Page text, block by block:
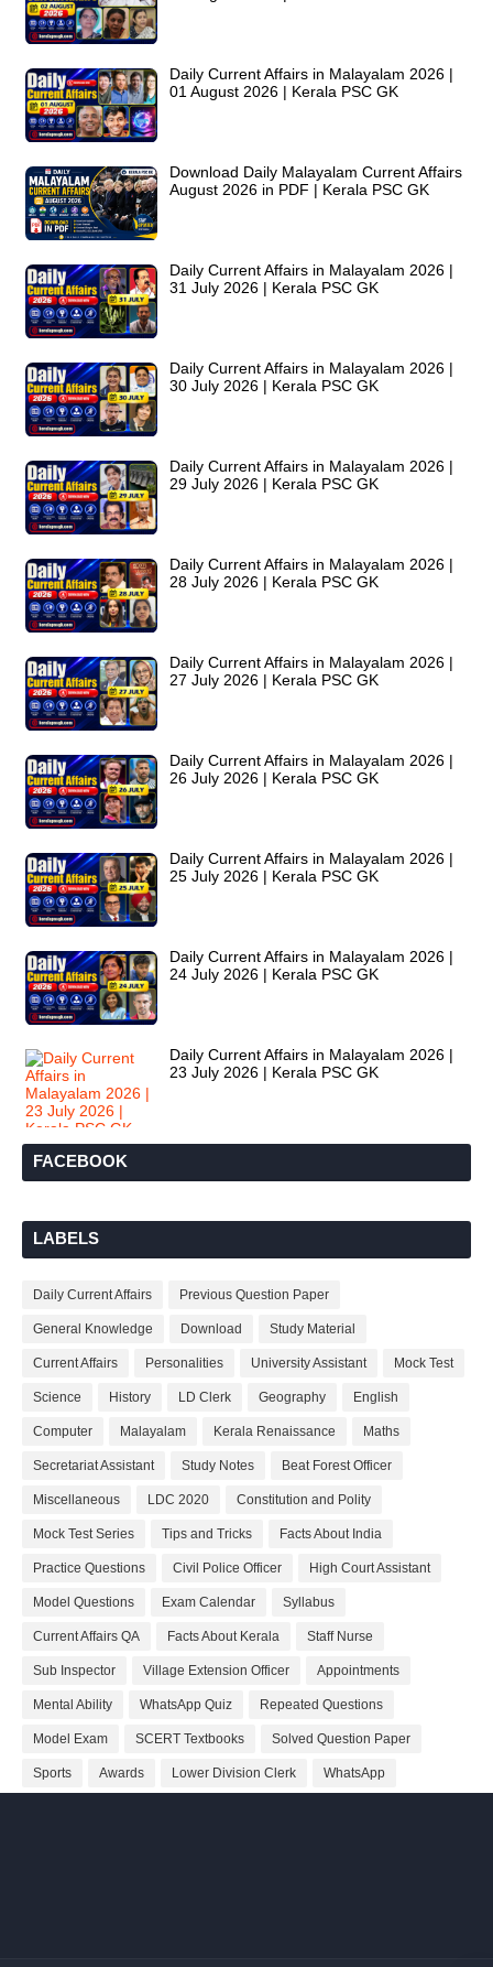
Daily Current Affairs in Malayalam 2026 |
01 August 2026 | Kerala PSC GK
Download Daily Malayalam Current Affairs
August 2026 in PDF | Kerala PSC GK
Daily Current Affairs in Malayalam 2026 |
31 July 2026 | Kerala PSC GK
Daily Current Affairs in Malayalam 2026 |
30 July 2026 | Kerala PSC GK
Daily Current Affairs in Malayalam 2026 |
29 July 2026 | Kerala PSC GK
Daily Current Affairs in Malayalam 2026 |
28 July 2026 | Kerala PSC GK
Daily Current Affairs in Malayalam 2026 |
27 July 2026 | Kerala PSC GK
Daily Current Affairs in Malayalam 2026 |
26 July 2026 | Kerala PSC GK
Daily Current Affairs in Malayalam 2026 |
25 July 2026 | Kerala PSC GK
Daily Current Affairs in Malayalam 2026 |
24 July 2026 | Kerala PSC GK
Daily Current Affairs in Malayalam 2026 |
23 July 2026 | Kerala PSC GK
FACEBOOK
LABELS
Daily Current Affairs Previous Question Paper
General Knowledge Download Study Material
Current Affairs Personalities University Assistant Mock Test
Science History LD Clerk Geography English
Computer Malayalam Kerala Renaissance Maths
Secretariat Assistant Study Notes Beat Forest Officer
Miscellaneous LDC 2020 Constitution and Polity
Mock Test Series Tips and Tricks Facts About India
Practice Questions Civil Police Officer High Court Assistant
Model Questions Exam Calendar Syllabus
Current Affairs QA Facts About Kerala Staff Nurse
Sub Inspector Village Extension Officer Appointments
Mental Ability WhatsApp Quiz Repeated Questions
Model Exam SCERT Textbooks Solved Question Paper
Sports Awards Lower Division Clerk WhatsApp